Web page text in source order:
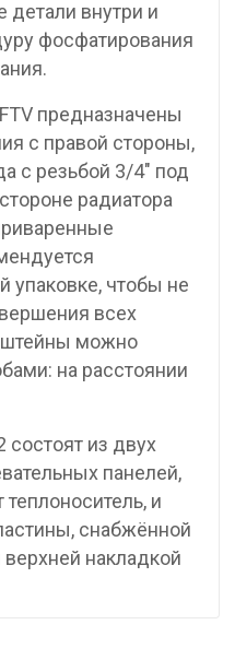
детали внутри и
фосфатирования
предназначены
с правой стороны,
с резьбой 3/4″ под
радиатора
упаковке, чтобы не
всех
можно
на расстоянии
состоят из двух
панелей,
и
снабжённой
накладкой